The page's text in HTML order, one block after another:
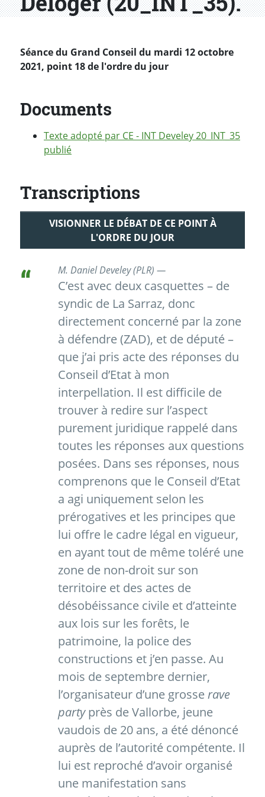
Séance du Grand Conseil du mardi 12 octobre
2021, point 18 de l'ordre du jour
Documents
Texte adopté par CE - INT Develey 20_INT_35
publié
Transcriptions
VISIONNER LE DÉBAT DE CE POINT À
L'ORDRE DU JOUR
M. Daniel Develey (PLR) —
C’est avec deux casquettes – de
syndic de La Sarraz, donc
directement concerné par la zone
à défendre (ZAD), et de député –
que j’ai pris acte des réponses du
Conseil d’Etat à mon
interpellation. Il est difficile de
trouver à redire sur l’aspect
purement juridique rappelé dans
toutes les réponses aux questions
posées. Dans ses réponses, nous
comprenons que le Conseil d’Etat
a agi uniquement selon les
prérogatives et les principes que
lui offre le cadre légal en vigueur,
en ayant tout de même toléré une
zone de non-droit sur son
territoire et des actes de
désobéissance civile et d’atteinte
aux lois sur les forêts, le
patrimoine, la police des
constructions et j’en passe. Au
mois de septembre dernier,
l’organisateur d’une grosserave
partyprès de Vallorbe, jeune
vaudois de 20 ans, a été dénoncé
auprès de l’autorité compétente. Il
lui est reproché d’avoir organisé
une manifestation sans